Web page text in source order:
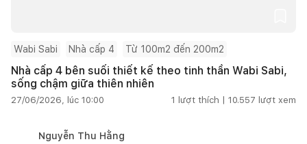
Wabi Sabi Nhà cấp 4 Từ 100m2 đến 200m2
Nhà cấp 4 bên suối thiết kế theo tinh thần Wabi Sabi,
sống chậm giữa thiên nhiên
27/06/2026, lúc 10:00 1 lượt thích | 10.557 lượt xem
Nguyễn Thu Hằng